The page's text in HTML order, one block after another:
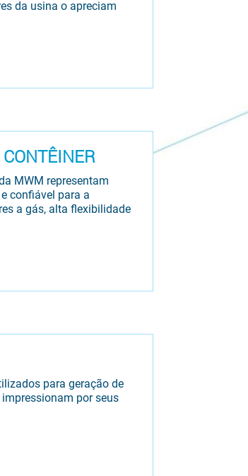
da usina o apreciam
MWM representam
confiável para a
a gás, alta flexibilidade
para geração de
por seus